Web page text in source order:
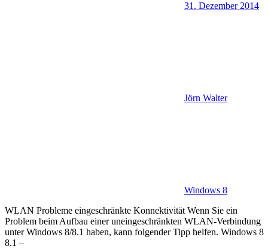
31. Dezember 2014
Jörn Walter
Windows 8
WLAN Probleme eingeschränkte Konnektivität Wenn Sie ein
Problem beim Aufbau einer uneingeschränkten WLAN-Verbindung
unter Windows 8/8.1 haben, kann folgender Tipp helfen. Windows 8
8.1 –